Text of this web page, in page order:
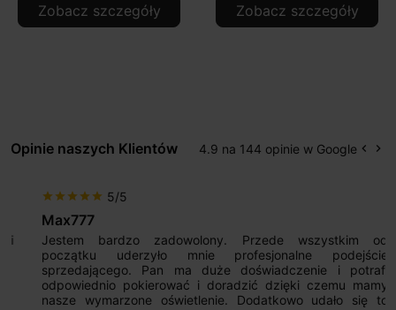
Zobacz szczegóły Zobacz szczegóły
Opinie naszych Klientów 4.9 na 144 opinie w Google keyboard_arrow_left keyboard_arrow_right
starstarstarstar 5/5
Max777
Jestem bardzo zadowolony. Przede wszystkim od
początku uderzyło mnie profesjonalne podejście
sprzedającego. Pan ma duże doświadczenie i potrafi
odpowiednio pokierować i doradzić dzięki czemu mamy
nasze wymarzone oświetlenie. Dodatkowo udało się to